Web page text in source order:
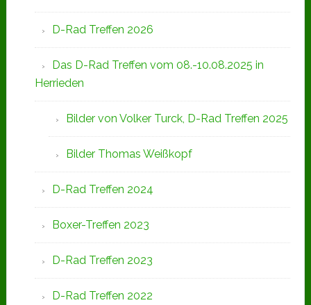
D-Rad Treffen 2026
Das D-Rad Treffen vom 08.-10.08.2025 in
Herrieden
Bilder von Volker Turck, D-Rad Treffen 2025
Bilder Thomas Weißkopf
D-Rad Treffen 2024
Boxer-Treffen 2023
D-Rad Treffen 2023
D-Rad Treffen 2022